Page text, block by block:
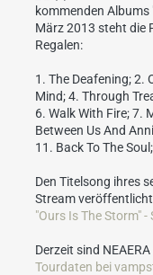
kommenden Albums
März 2013 steht die
Regalen:
1. The Deafening; 2.
Mind; 4. Through
6. Walk With Fire; 7.
Between Us And
11. Back To The
Den Titelsong ihres
Stream
"Ours Is The Storm"
Derzeit sind
Tourdaten bei